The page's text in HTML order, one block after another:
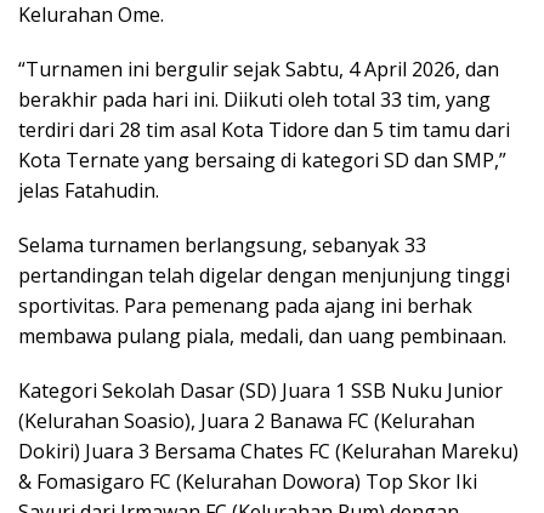
Kelurahan Ome.
“Turnamen ini bergulir sejak Sabtu, 4 April 2026, dan
berakhir pada hari ini. Diikuti oleh total 33 tim, yang
terdiri dari 28 tim asal Kota Tidore dan 5 tim tamu dari
Kota Ternate yang bersaing di kategori SD dan SMP,”
jelas Fatahudin.
Selama turnamen berlangsung, sebanyak 33
pertandingan telah digelar dengan menjunjung tinggi
sportivitas. Para pemenang pada ajang ini berhak
membawa pulang piala, medali, dan uang pembinaan.
Kategori Sekolah Dasar (SD) Juara 1 SSB Nuku Junior
(Kelurahan Soasio), Juara 2 Banawa FC (Kelurahan
Dokiri) Juara 3 Bersama Chates FC (Kelurahan Mareku)
& Fomasigaro FC (Kelurahan Dowora) Top Skor Iki